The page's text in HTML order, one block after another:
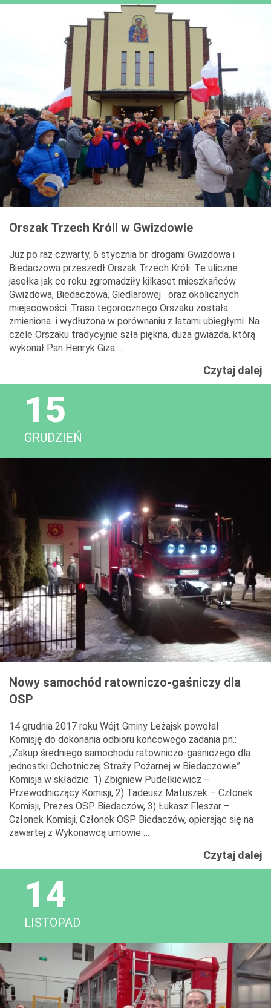
Orszak Trzech Króli w Gwizdowie
Już po raz czwarty, 6 stycznia br. drogami Gwizdowa i
Biedaczowa przeszedł Orszak Trzech Króli. Te uliczne
jasełka jak co roku zgromadziły kilkaset mieszkańców
Gwizdowa, Biedaczowa, Giedlarowej oraz okolicznych
miejscowości. Trasa tegorocznego Orszaku została
zmieniona i wydłużona w porównaniu z latami ubiegłymi. Na
czele Orszaku tradycyjnie szła piękna, duża gwiazda, którą
wykonał Pan Henryk Giża …
Czytaj dalej
15
GRUDZIEŃ
Nowy samochód ratowniczo-gaśniczy dla
OSP
14 grudnia 2017 roku Wójt Gminy Leżajsk powołał
Komisję do dokonania odbioru końcowego zadania pn.:
„Zakup średniego samochodu ratowniczo-gaśniczego dla
jednostki Ochotniczej Straży Pożarnej w Biedaczowie”.
Komisja w składzie: 1) Zbigniew Pudełkiewicz –
Przewodniczący Komisji, 2) Tadeusz Matuszek – Członek
Komisji, Prezes OSP Biedaczów, 3) Łukasz Fleszar –
Członek Komisji, Członek OSP Biedaczów, opierając się na
zawartej z Wykonawcą umowie …
Czytaj dalej
14
LISTOPAD